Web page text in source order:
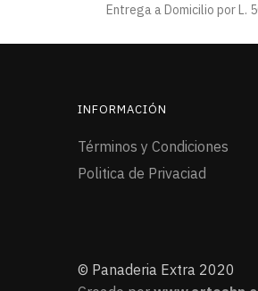
Entrega a Domicilio por L.
INFORMACIÓN
Términos y Condiciones
Politica de Privaciad
© Panaderia Extra 2020